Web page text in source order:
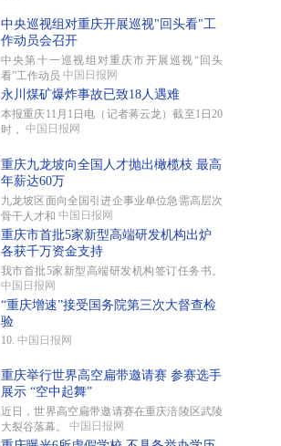
中央巡视组对重庆开展巡视"回头看"工
作动员会召开
中央第十一巡视组对重庆市开展巡视“回头
看”工作动员 中国日报网
永川煤矿爆炸事故已致18人遇难
本报重庆11月1日电（记者蒋云龙）截至1日20
时， 中国日报网
重庆九龙坡向全国人才抛出橄榄枝 最高
年薪达60万
九龙坡区面向全国引进企事业单位急需高层次
骨干人才和 中国日报网
重庆市首批5家新型高端研发机构出炉
各获千万资金支持
我市首批5家新型高端研发机构签订任务书。
中国日报网
“重庆增速”接受国务院第三次大督查检
验
10. 中国日报网
重庆举行世界高空扁带邀请赛 参赛选手
展示 “空中起舞”
近日，世界高空扁带邀请赛在重庆涪陵区武陵
大裂谷落幕。 中国日报网